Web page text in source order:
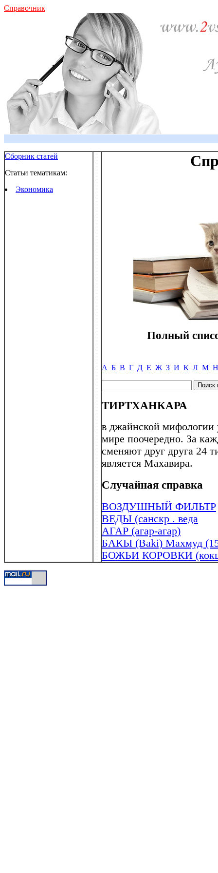
Справочник
Сборник статей
Статьи тематикам:
Экономика
Полный
А Б В Г Д Е Ж З И К Л М Н
ТИРТХАНКАРА
в джайнской мифологии
мире поочередно. За
сменяют друг друга 24
является Махавира.
Случайная справка
ВОЗДУШНЫЙ ФИЛЬТР
ВЕДЫ (санскр . веда
АГАР (агар-агар)
БАКЫ (Baki) Махмуд
БОЖЬИ КОРОВКИ